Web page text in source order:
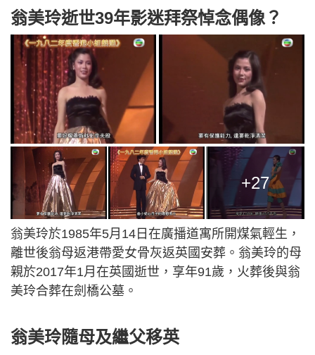
翁美玲逝世39年影迷拜祭悼念偶像？
+27
翁美玲於1985年5月14日在廣播道寓所開煤氣輕生，
離世後翁母返港帶愛女骨灰返英國安葬。翁美玲的母
親於2017年1月在英國逝世，享年91歲，火葬後與翁
美玲合葬在劍橋公墓。
翁美玲隨母及繼父移英